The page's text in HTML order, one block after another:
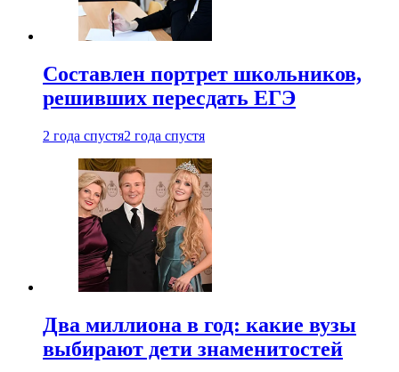
Составлен портрет школьников,
решивших пересдать ЕГЭ
2 года спустя2 года спустя
Два миллиона в год: какие вузы
выбирают дети знаменитостей